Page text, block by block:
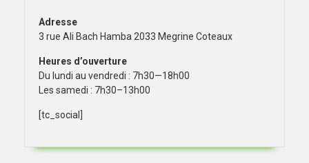
Adresse
3 rue Ali Bach Hamba 2033 Megrine Coteaux
Heures d’ouverture
Du lundi au vendredi : 7h30—18h00
Les samedi : 7h30–13h00
[tc_social]